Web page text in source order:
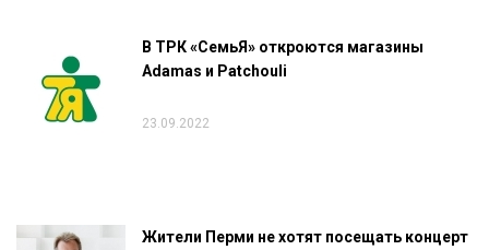
В ТРК «СемьЯ» откроются магазины
Adamas и Patchouli
23.09.2022
Жители Перми не хотят посещать концерт